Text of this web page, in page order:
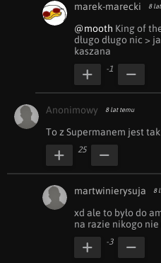
marek-marecki 8
@mooth King of
długo długo nic >
kaszana
-1
Anonimowy 8 lat temu
To z Supermanem jest
25
martwinierysuja 8
xd ale to było do
na razie nikogo nie
-3